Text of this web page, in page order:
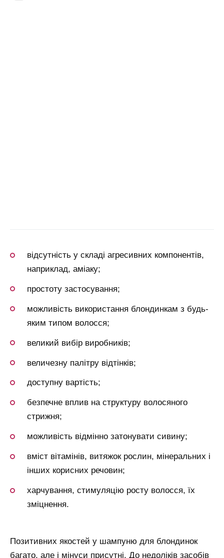
відсутність у складі агресивних компонентів,
наприклад, аміаку;
простоту застосування;
можливість використання блондинкам з будь-
яким типом волосся;
великий вибір виробників;
величезну палітру відтінків;
доступну вартість;
безпечне вплив на структуру волосяного
стрижня;
можливість відмінно затонувати сивину;
вміст вітамінів, витяжок рослин, мінеральних і
інших корисних речовин;
харчування, стимуляцію росту волосся, їх
зміцнення.
Позитивних якостей у шампуню для блондинок
багато, але і мінуси присутні. До недоліків засобів